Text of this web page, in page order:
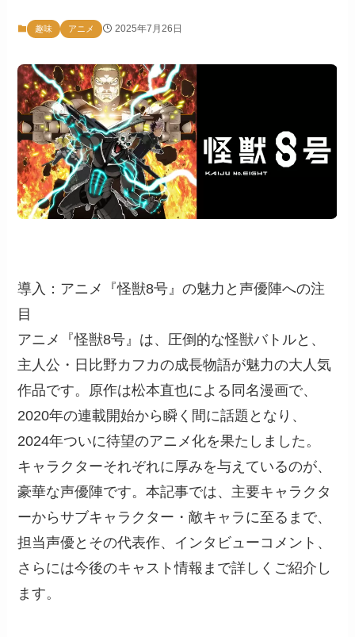
趣味 アニメ 2025年7月26日
導入：アニメ『怪獣8号』の魅力と声優陣への注
目
アニメ『怪獣8号』は、圧倒的な怪獣バトルと、
主人公・日比野カフカの成長物語が魅力の大人気
作品です。原作は松本直也による同名漫画で、
2020年の連載開始から瞬く間に話題となり、
2024年ついに待望のアニメ化を果たしました。
キャラクターそれぞれに厚みを与えているのが、
豪華な声優陣です。本記事では、主要キャラクタ
ーからサブキャラクター・敵キャラに至るまで、
担当声優とその代表作、インタビューコメント、
さらには今後のキャスト情報まで詳しくご紹介し
ます。